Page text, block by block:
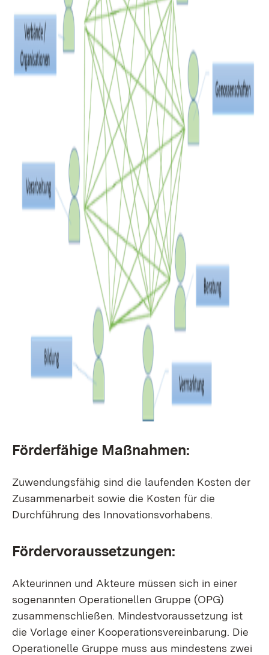
Förderfähige Maßnahmen:
Zuwendungsfähig sind die laufenden Kosten der
Zusammenarbeit sowie die Kosten für die
Durchführung des Innovationsvorhabens.
Fördervoraussetzungen:
Akteurinnen und Akteure müssen sich in einer
sogenannten Operationellen Gruppe (OPG)
zusammenschließen. Mindestvoraussetzung ist
die Vorlage einer Kooperationsvereinbarung. Die
Operationelle Gruppe muss aus mindestens zwei